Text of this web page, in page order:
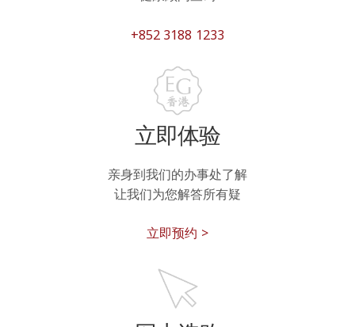
+852 3188 1233
立即体验
亲身到我们的办事处了解
让我们为您解答所有疑
立即预约 >